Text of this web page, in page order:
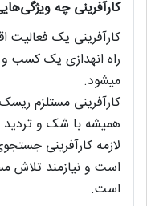
کارآفرینی چه
کارآفرینی یک فعالیت
راه انهدازی یک کسب و
میشود.
کارآفرینی مستلزم
همیشه با شک و تردید
لازمه کارآفرینی
است و نیازمند تلاش
است.